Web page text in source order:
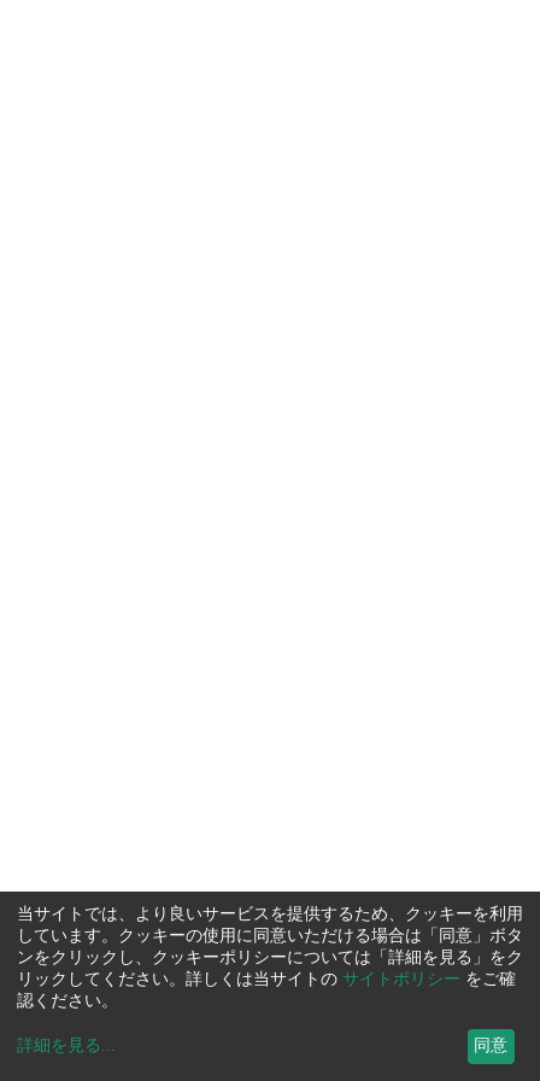
当サイトでは、より良いサービスを提供するため、クッキーを利用
しています。クッキーの使用に同意いただける場合は「同意」ボタ
ンをクリックし、クッキーポリシーについては「詳細を見る」をク
リックしてください。詳しくは当サイトの サイトポリシー をご確
認ください。
詳細を見る ... 同意